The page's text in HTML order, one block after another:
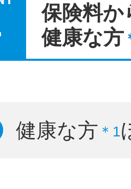
保険料か
健康な方
健康な方 ＊1